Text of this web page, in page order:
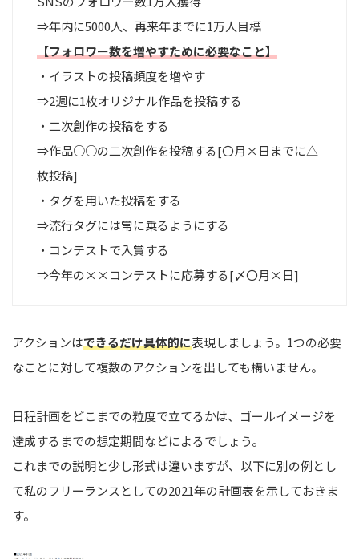
⇒年内に5000人、再来年までに1万人目標
【フォロワー数を増やすために必要なこと】
・イラストの投稿頻度を増やす
⇒2週に1枚オリジナル作品を投稿する
・二次創作の投稿をする
⇒作品○○の二次創作を投稿する[〇月×日までに△
枚投稿]
・タグを用いた投稿をする
⇒流行タグには常に乗るようにする
・コンテストで入賞する
⇒今年の××コンテストに応募する[〆〇月×日]
アクションはできるだけ具体的に表現しましょう。1つの必要
なことに対して複数のアクションを出しても構いません。
日程計画をどこまでの粒度で立てるかは、ゴールイメージを
達成するまでの想定期間などによるでしょう。
これまでの説明と少し形式は違いますが、以下に別の例とし
て私のフリーランスとしての2021年の計画表を示しておきま
す。